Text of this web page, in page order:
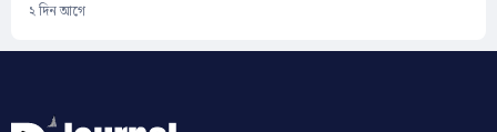
২ দিন আগে